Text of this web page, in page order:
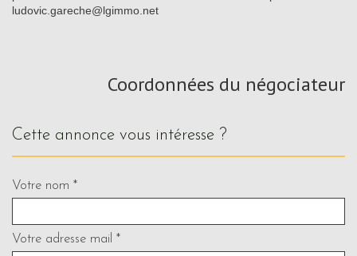
ludovic.gareche@lgimmo.net
Coordonnées du négociateur
cette annonce vous intéresse ?
Votre nom *
Votre adresse mail *